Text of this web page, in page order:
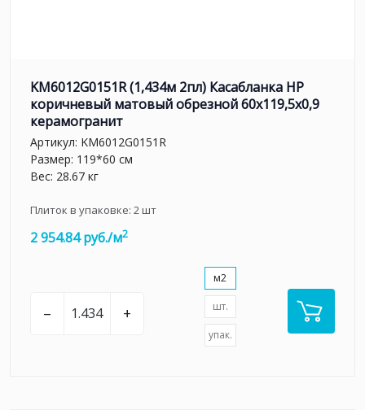
KM6012G0151R (1,434м 2пл) Касабланка HP
коричневый матовый обрезной 60x119,5x0,9
керамогранит
Артикул: KM6012G0151R
Размер: 119*60 см
Вес: 28.67 кг
Плиток в упаковке: 2шт
2 954.84 руб./м2
– +
м2
шт.
упак.